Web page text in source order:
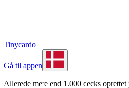
Tinycardo
Gå til appen
Allerede mere end 1.000 decks oprettet